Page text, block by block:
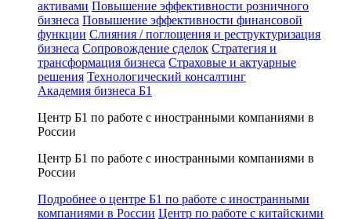
активами Повышение эффективности розничного
бизнеса Повышение эффективности финансовой
функции Слияния / поглощения и реструктуризация
бизнеса Сопровождение сделок Стратегия и
трансформация бизнеса Страховые и актуарные
решения Технологический консалтинг
Академия бизнеса Б1
Центр Б1 по работе с иностранными компаниями в
России
Центр Б1 по работе с иностранными компаниями в
России
Подробнее о центре Б1 по работе с иностранными
компаниями в России Центр по работе с китайскими